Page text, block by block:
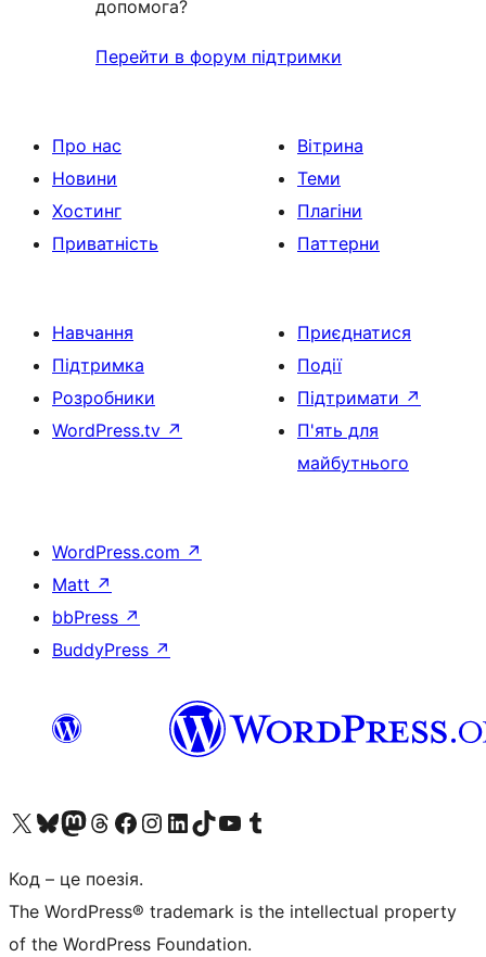
допомога?
Перейти в форум підтримки
Про нас
Новини
Хостинг
Приватність
Вітрина
Теми
Плагіни
Паттерни
Навчання
Підтримка
Розробники
WordPress.tv ↗
Приєднатися
Події
Підтримати ↗
П'ять для
майбутнього
WordPress.com ↗
Matt ↗
bbPress ↗
BuddyPress ↗
Visit our X (formerly Twitter) account
Visit our Bluesky account
Завітайте до нашої стрічки в Mastodon
Visit our Threads account
Завітайте на нашу сторінку в Facebook
Visit our Instagram account
Visit our LinkedIn account
Visit our TikTok account
Visit our YouTube channel
Visit our Tumblr account
Код – це поезія.
The WordPress® trademark is the intellectual property
of the WordPress Foundation.